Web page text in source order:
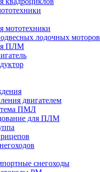
мототехники
лодочных моторов
ПЛМ
двигателем
ПМЛ
для ПЛМ
снегоходы